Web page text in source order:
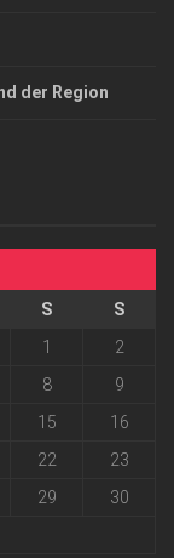
der Region
S
S
1
2
8
9
15
16
22
23
29
30